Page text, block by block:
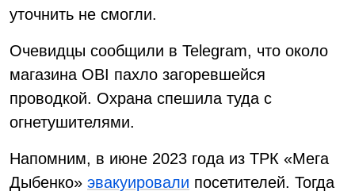
уточнить не смогли.
Очевидцы сообщили в Telegram, что около
магазина OBI пахло загоревшейся
проводкой. Охрана спешила туда с
огнетушителями.
Напомним, в июне 2023 года из ТРК «Мега
Дыбенко» эвакуировали посетителей. Тогда